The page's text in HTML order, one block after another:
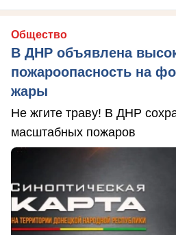
Общество
В ДНР объявлена
пожароопасность на
жары
Не жгите траву! В ДНР
масштабных пожаров